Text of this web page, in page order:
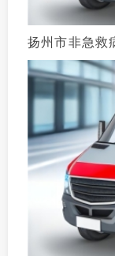
扬州市非急救